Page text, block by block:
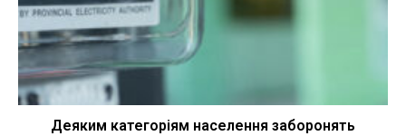
Деяким категоріям населення заборонять